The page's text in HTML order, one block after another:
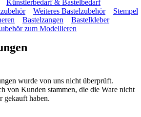
Künstlerbedarf & Bastelbedarf
Weiteres Bastelzubehör
Stempel
Bastelzangen
Bastelkleber
zum Modellieren
wurde von uns nicht überprüft.
von Kunden stammen, die die Ware nicht
gekauft haben.